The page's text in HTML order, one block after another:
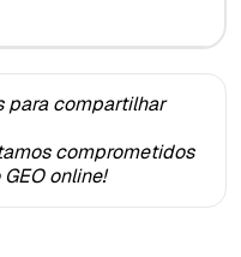
para compartilhar
comprometidos
online!